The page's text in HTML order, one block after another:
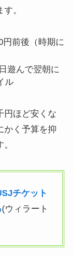
。
円前後（時期に
遊んで翌朝に
ル
円ほど安くな
かく予算を抑
チケット
(ウィラート